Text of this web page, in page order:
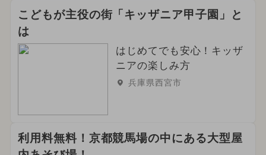
こどもが主役の街「キッザニア甲子園」と
は
はじめてでも安心！キッザ
ニアの楽しみ方
兵庫県西宮市
利用料無料！京都競馬場の中にある大型屋